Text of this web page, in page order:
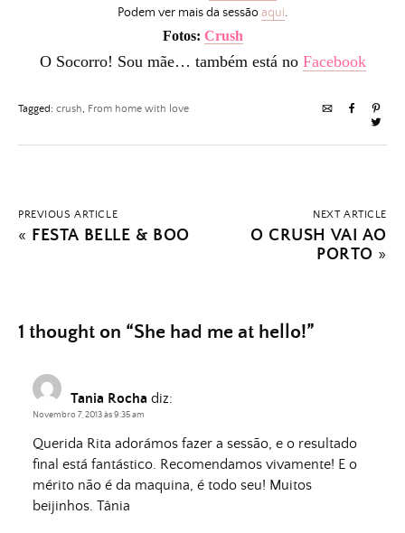
Podem ver mais da sessãoaqui.
Fotos: Crush
O Socorro! Sou mãe… também está no Facebook
Tagged: crush, From home with love
PREVIOUS ARTICLE
« FESTA BELLE & BOO
NEXT ARTICLE
O CRUSH VAI AO
PORTO »
1 thought on “She had me at hello!”
Tania Rocha diz:
Novembro 7, 2013 às 9:35 am
Querida Rita adorámos fazer a sessão, e o resultado
final está fantástico. Recomendamos vivamente! E o
mérito não é da maquina, é todo seu! Muitos
beijinhos. Tânia